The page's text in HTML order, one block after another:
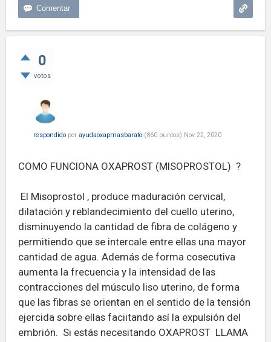
0
votos
respondido por ayudaoxapmasbarato (860 puntos) Nov 22, 2020
COMO FUNCIONA OXAPROST (MISOPROSTOL) ?
El Misoprostol , produce maduración cervical,
dilatación y reblandecimiento del cuello uterino,
disminuyendo la cantidad de fibra de colágeno y
permitiendo que se intercale entre ellas una mayor
cantidad de agua. Además de forma cosecutiva
aumenta la frecuencia y la intensidad de las
contracciones del músculo liso uterino, de forma
que las fibras se orientan en el sentido de la tensión
ejercida sobre ellas faciitando así la expulsión del
embrión. Si estás necesitando OXAPROST LLAMA